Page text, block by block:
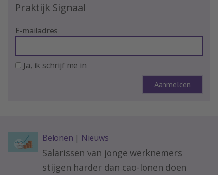
Praktijk Signaal
E-mailadres
Ja, ik schrijf me in
Belonen | Nieuws
Salarissen van jonge werknemers
stijgen harder dan cao-lonen doen